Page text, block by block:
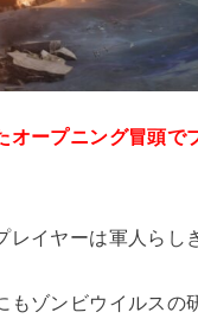
オープニング冒頭
レイヤーは軍人らし
もゾンビウイルス